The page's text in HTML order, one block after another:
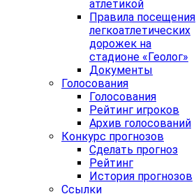
атлетикой
Правила посещения
легкоатлетических
дорожек на
стадионе «Геолог»
Документы
Голосования
Голосования
Рейтинг игроков
Архив голосований
Конкурс прогнозов
Сделать прогноз
Рейтинг
История прогнозов
Ссылки